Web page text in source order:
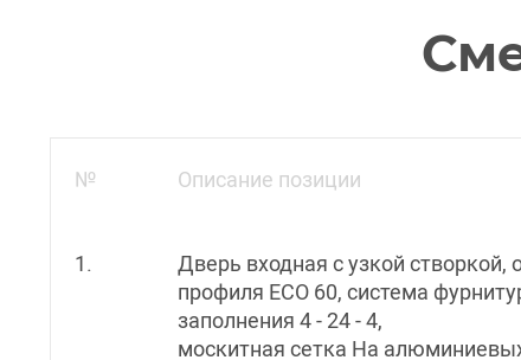
№ Описание позиции
1.
Дверь входная с узкой створкой,
профиля ECO 60, система
заполнения 4 - 24 - 4,
москитная сетка На